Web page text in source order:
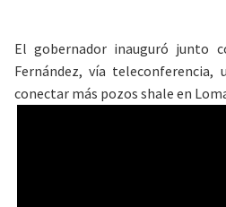
El gobernador inauguró junto
Fernández, vía
conectar más pozos shale en